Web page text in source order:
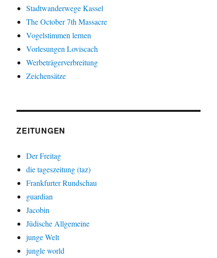
Stadtwanderwege Kassel
The October 7th Massacre
Vogelstimmen lernen
Vorlesungen Loviscach
Werbeträgerverbreitung
Zeichensätze
ZEITUNGEN
Der Freitag
die tageszeitung (taz)
Frankfurter Rundschau
guardian
Jacobin
Jüdische Allgemeine
junge Welt
jungle world